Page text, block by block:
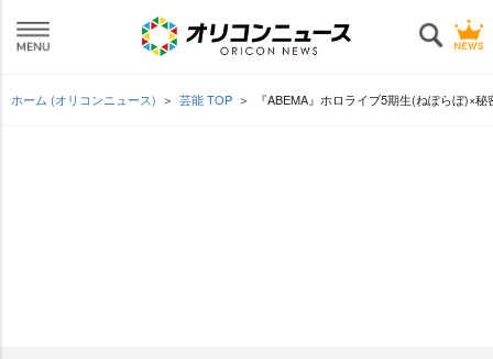
ホーム (オリコンニュース) 芸能 TOP 『ABEMA』ホロライブ5期生(ねぽらぼ)×